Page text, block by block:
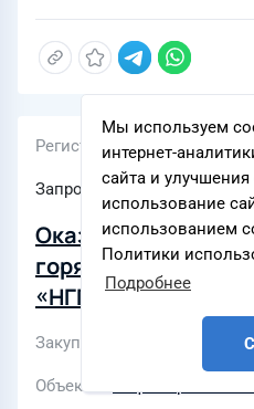
Мы используем
интернет-
сайта и
использование
использованием
Политики
Подробнее
Регистрационный номер
Запрос (Т)КП
Оказание услуг по
горячим питанием
«НГПЗ»
Закупки по разделу
Объекты